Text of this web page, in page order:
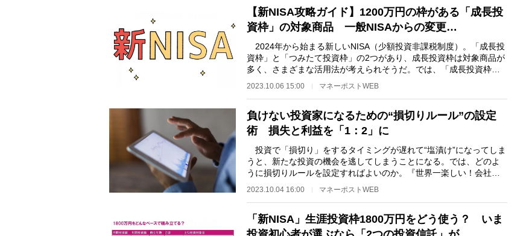
【新NISA攻略ガイド】1200万円の枠がある「成長投
資枠」の対象商品 一般NISAからの変更…
2024年から始まる新しいNISA（少額投資非課税制度）。「成長投
資枠」と「つみたて投資枠」の2つがあり、成長投資枠は対象商品が
多く、さまざまな活用法が考えられそうだ。では、「成長投資枠」
2023.10.06 15:00 マネーポストWEB
負けない投資家になるための“損切りルール”の設定
術 損失と利益を「1：2」に
投資で「損切り」をするタイミングが遅れて“塩漬け”になってしま
うと、新たな投資の機会を逃してしまうことになる。では、どのよ
うに損切りルールを設定すればよいのか。『世界一楽しい！会社四
2023.10.04 16:00 マネーポストWEB
「新NISA」生涯投資枠1800万円をどう使う？ いま